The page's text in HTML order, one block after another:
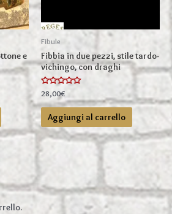
e
Fibule
Fibbia in due pezzi, stile tardo-
vichingo, con draghi
Valutato
0
su
28,00€
Aggiungi al carrello